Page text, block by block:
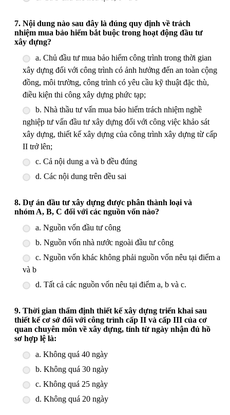
7. Nội dung nào sau đây là đúng quy định về trách
nhiệm mua bảo hiểm bắt buộc trong hoạt động đầu tư
xây dựng?
a. Chủ đầu tư mua bảo hiểm công trình trong thời gian
xây dựng đối với công trình có ảnh hưởng đến an toàn cộng
đồng, môi trường, công trình có yêu cầu kỹ thuật đặc thù,
điều kiện thi công xây dựng phức tạp;
b. Nhà thầu tư vấn mua bảo hiểm trách nhiệm nghề
nghiệp tư vấn đầu tư xây dựng đối với công việc khảo sát
xây dựng, thiết kế xây dựng của công trình xây dựng từ cấp
II trở lên;
c. Cả nội dung a và b đều đúng
d. Các nội dung trên đều sai
8. Dự án đầu tư xây dựng được phân thành loại và
nhóm A, B, C đối với các nguồn vốn nào?
a. Nguồn vốn đầu tư công
b. Nguồn vốn nhà nước ngoài đầu tư công
c. Nguồn vốn khác không phải nguồn vốn nêu tại điểm a
và b
d. Tất cả các nguồn vốn nêu tại điểm a, b và c.
9. Thời gian thẩm định thiết kế xây dựng triển khai sau
thiết kế cơ sở đối với công trình cấp II và cấp III của cơ
quan chuyên môn về xây dựng, tính từ ngày nhận đủ hồ
sơ hợp lệ là:
a. Không quá 40 ngày
b. Không quá 30 ngày
c. Không quá 25 ngày
d. Không quá 20 ngày